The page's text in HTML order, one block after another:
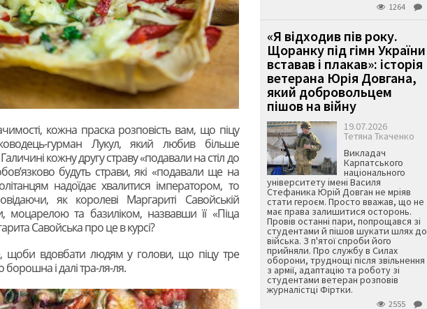
кожна праска розповість вам, що піцу
гурман Лукул, який любив більше
кожну другу страву «подавали на стіл до
будуть страви, які «подавали ще на
надоїдає хвалитися імператором, то
як королеві Маргариті Савойській
моцарелою та базиліком, назвавши її «Піца
Савойська про це в курсі?
щоби вдовбати людям у голови, що піцу тре
і далі тра-ля-ля.
1264
«Я відходив пів року.
Щоранку під гімн України
вставав і плакав»: історія
ветерана Юрія Довгана,
який добровольцем
пішов на війну
19.07.2026
Тетяна Ткаченко
Викладач
Карпатського
національного
університету імені Василя
Стефаника Юрій Довган не мріяв
стати героєм. Просто вважав, що не
має права залишитися осторонь.
Провів останні пари, попрощався зі
студентами й пішов шукати шлях до
війська. З п'ятої спроби його
прийняли. Про службу в Силах
оборони, труднощі після звільнення
з армії, адаптацію та роботу зі
студентами ветеран розповів
журналістці Фіртки.
2555